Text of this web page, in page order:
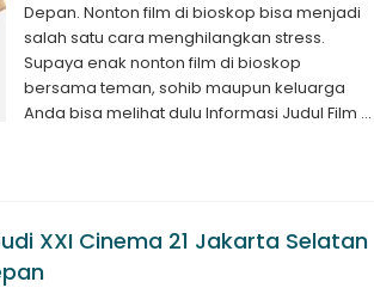
Depan. Nonton film di bioskop bisa menjadi
salah satu cara menghilangkan stress.
Supaya enak nonton film di bioskop
bersama teman, sohib maupun keluarga
Anda bisa melihat dulu Informasi Judul Film …
XXI Cinema 21 Jakarta Selatan